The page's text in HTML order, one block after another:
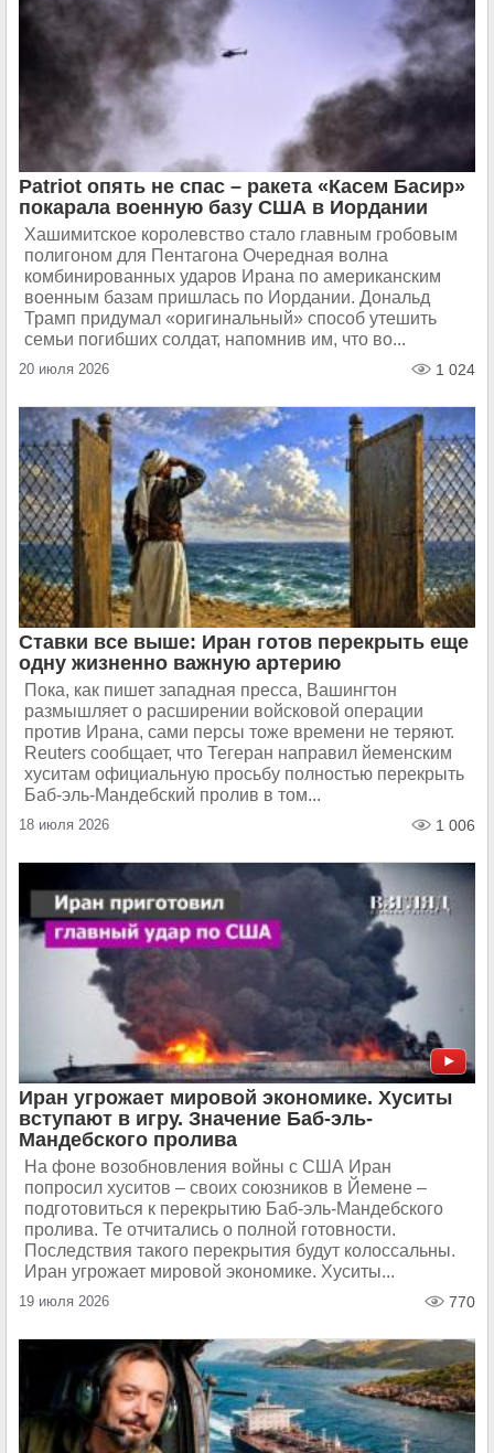
Patriot опять не спас – ракета «Касем Басир»
покарала военную базу США в Иордании
Хашимитское королевство стало главным гробовым
полигоном для Пентагона Очередная волна
комбинированных ударов Ирана по американским
военным базам пришлась по Иордании. Дональд
Трамп придумал «оригинальный» способ утешить
семьи погибших солдат, напомнив им, что во...
20 июля 2026 1 024
Ставки все выше: Иран готов перекрыть еще
одну жизненно важную артерию
Пока, как пишет западная пресса, Вашингтон
размышляет о расширении войсковой операции
против Ирана, сами персы тоже времени не теряют.
Reuters сообщает, что Тегеран направил йеменским
хуситам официальную просьбу полностью перекрыть
Баб-эль-Мандебский пролив в том...
18 июля 2026 1 006
Иран угрожает мировой экономике. Хуситы
вступают в игру. Значение Баб-эль-
Мандебского пролива
На фоне возобновления войны с США Иран
попросил хуситов – своих союзников в Йемене –
подготовиться к перекрытию Баб-эль-Мандебского
пролива. Те отчитались о полной готовности.
Последствия такого перекрытия будут колоссальны.
Иран угрожает мировой экономике. Хуситы...
19 июля 2026 770